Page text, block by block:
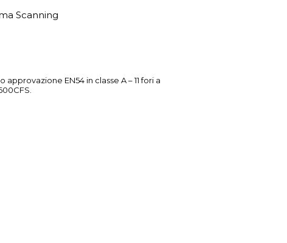
Scanning
EN54 in classe A – 11 fori a